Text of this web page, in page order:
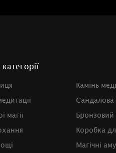
Камінь
Сандалова
магії
Бронзовий
Коробка
Магічні